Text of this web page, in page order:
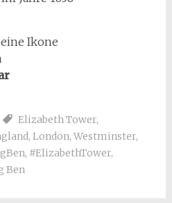
Ikone
Elizabeth Tower,
, London, Westminster,
, #ElizabethTower,
Ben